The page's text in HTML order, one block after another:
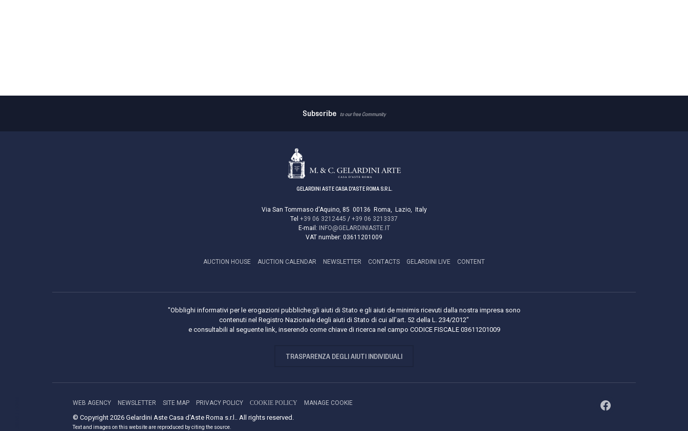
Subscribe to our free Community
GELARDINI ASTE CASA D'ASTE ROMA S.R.L.
Via San Tommaso d'Aquino, 85 00136 Roma Lazio, Italy
Tel +39 06 3212445 / +39 06 3213337
E-mail: INFO@GELARDINIASTE.IT
VAT number: 03611201009
AUCTION HOUSE AUCTION CALENDAR NEWSLETTER CONTACTS GELARDINI LIVE CONTENT
"Obblighi informativi per le erogazioni pubbliche:gli aiuti di Stato e gli aiuti de minimis ricevuti dalla nostra impresa sono
contenuti nel Registro Nazionale degli aiuti di Stato di cui all’art. 52 della L. 234/2012"
e consultabili al seguente link, inserendo come chiave di ricerca nel campo CODICE FISCALE 03611201009
TRASPARENZA DEGLI AIUTI INDIVIDUALI
WEB AGENCY NEWSLETTER SITE MAP PRIVACY POLICY COOKIE POLICY MANAGE COOKIE
© Copyright 2026 Gelardini Aste Casa d'Aste Roma s.r.l.. All rights reserved.
Text and images on this website are reproduced by citing the source.